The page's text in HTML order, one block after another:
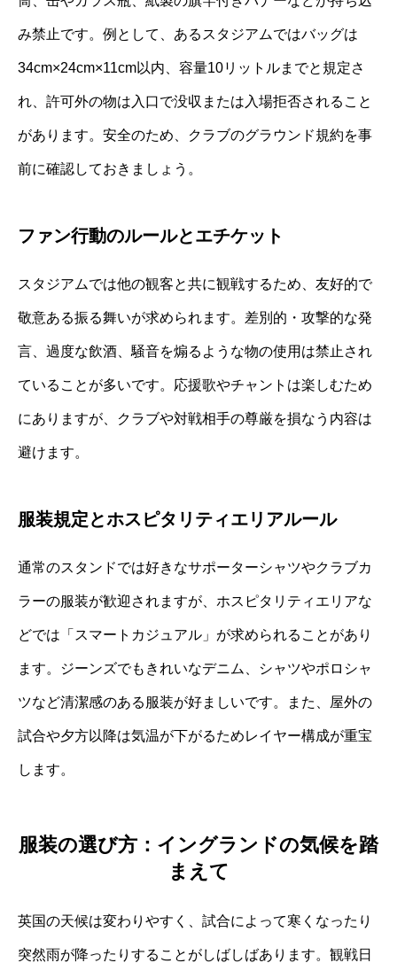
み禁止です。例として、あるスタジアムではバッグは
34cm×24cm×11cm以内、容量10リットルまでと規定さ
れ、許可外の物は入口で没収または入場拒否されること
があります。安全のため、クラブのグラウンド規約を事
前に確認しておきましょう。
ファン行動のルールとエチケット
スタジアムでは他の観客と共に観戦するため、友好的で
敬意ある振る舞いが求められます。差別的・攻撃的な発
言、過度な飲酒、騒音を煽るような物の使用は禁止され
ていることが多いです。応援歌やチャントは楽しむため
にありますが、クラブや対戦相手の尊厳を損なう内容は
避けます。
服装規定とホスピタリティエリアルール
通常のスタンドでは好きなサポーターシャツやクラブカ
ラーの服装が歓迎されますが、ホスピタリティエリアな
どでは「スマートカジュアル」が求められることがあり
ます。ジーンズでもきれいなデニム、シャツやポロシャ
ツなど清潔感のある服装が好ましいです。また、屋外の
試合や夕方以降は気温が下がるためレイヤー構成が重宝
します。
服装の選び方：イングランドの気候を踏
まえて
英国の天候は変わりやすく、試合によって寒くなったり
突然雨が降ったりすることがしばしばあります。観戦日